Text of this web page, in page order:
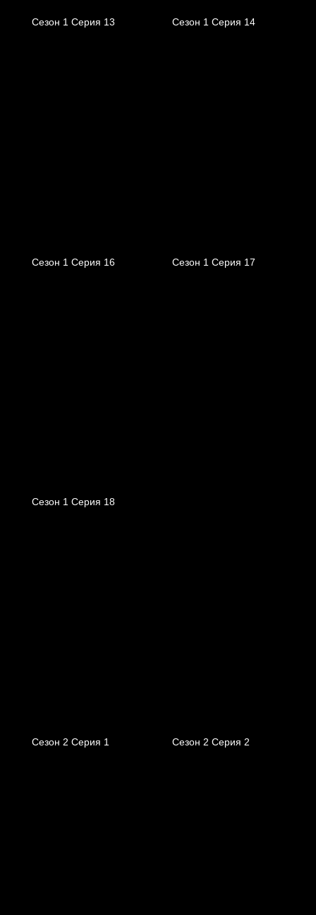
Сезон 1 Серия 13 Сезон 1 Серия 14
Сезон 1 Серия 16 Сезон 1 Серия 17
Сезон 1 Серия 18
Сезон 2 Серия 1 Сезон 2 Серия 2